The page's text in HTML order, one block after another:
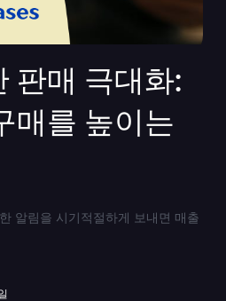
판매 극대화:
매를 높이는
알림을 시기적절하게 보내면 매출